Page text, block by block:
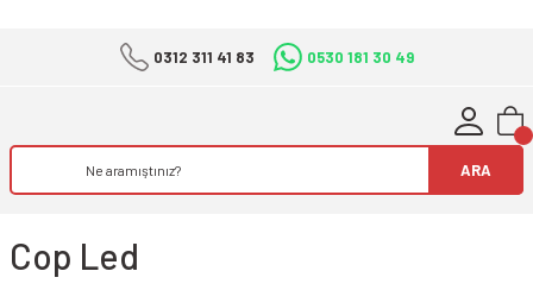
0312 311 41 83 0530 181 30 49
ARA
Cop Led